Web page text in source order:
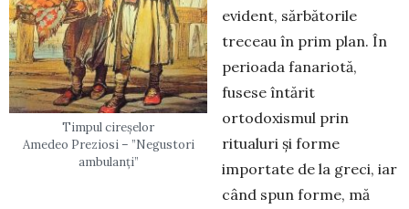
Timpul cireșelor
Amedeo Preziosi – ”Negustori
ambulanți”
evident, sărbătorile
treceau în prim plan. În
perioada fanariotă,
fusese întărit
ortodoxismul prin
ritualuri și forme
importate de la greci, iar
când spun forme, mă